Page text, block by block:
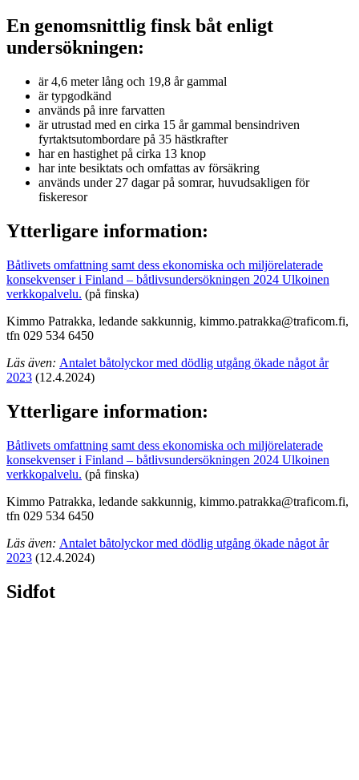
En genomsnittlig finsk båt enligt
undersökningen:
är 4,6 meter lång och 19,8 år gammal
är typgodkänd
används på inre farvatten
är utrustad med en cirka 15 år gammal bensindriven
fyrtaktsutombordare på 35 hästkrafter
har en hastighet på cirka 13 knop
har inte besiktats och omfattas av försäkring
används under 27 dagar på somrar, huvudsakligen för
fiskeresor
Ytterligare information:
Båtlivets omfattning samt dess ekonomiska och miljörelaterade
konsekvenser i Finland – båtlivsundersökningen 2024 Ulkoinen
verkkopalvelu. (på finska)
Kimmo Patrakka, ledande sakkunnig, kimmo.patrakka@traficom.fi,
tfn 029 534 6450
Läs även: Antalet båtolyckor med dödlig utgång ökade något år
2023 (12.4.2024)
Ytterligare information:
Båtlivets omfattning samt dess ekonomiska och miljörelaterade
konsekvenser i Finland – båtlivsundersökningen 2024 Ulkoinen
verkkopalvelu. (på finska)
Kimmo Patrakka, ledande sakkunnig, kimmo.patrakka@traficom.fi,
tfn 029 534 6450
Läs även: Antalet båtolyckor med dödlig utgång ökade något år
2023 (12.4.2024)
Sidfot